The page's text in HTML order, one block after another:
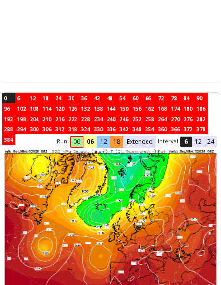
0 6 12 18 24 30 36 42 48 54 60 66 72 78 84
90
96
102 108 114 120 126 132 138 144 150 156 162 168 174 180 186
192 198 204 210 216 222 228 234 240 246 252 258 264 270 276 282
288 294 300 306 312 318 324 330 336 342 348 354 360 366 372 378
384
Run: 00 06 12 18 Extended Interval 6 12 24